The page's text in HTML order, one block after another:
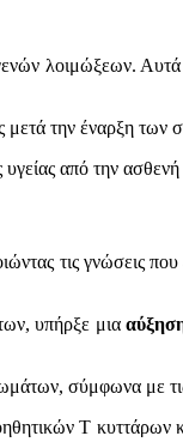
λοιμώξεων.
μετά την έναρξη των
από την
τις γνώσεις
υπήρξε μια
σύμφωνα με
Τ